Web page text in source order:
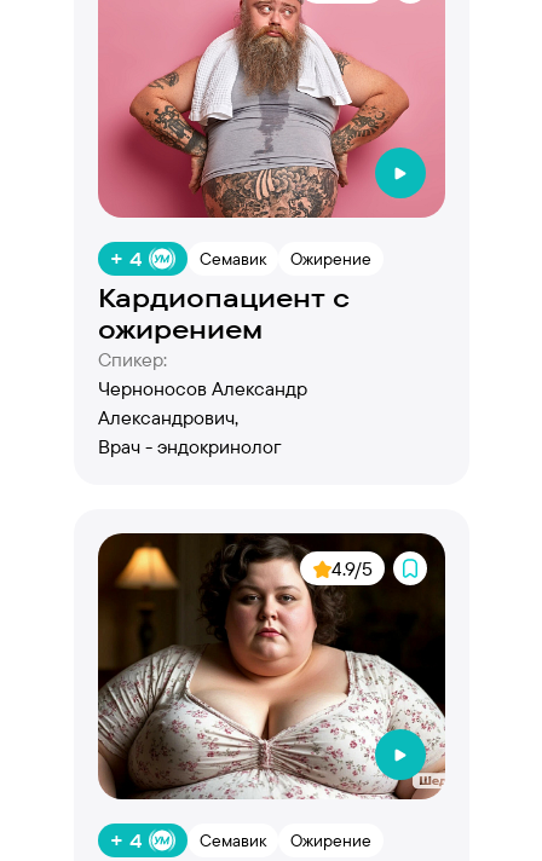
+ 4 Семавик Ожирение
Кардиопациент с
ожирением
Спикер:
Черноносов Александр
Александрович,
Врач - эндокринолог
+ 4 Семавик Ожирение
4.9/5